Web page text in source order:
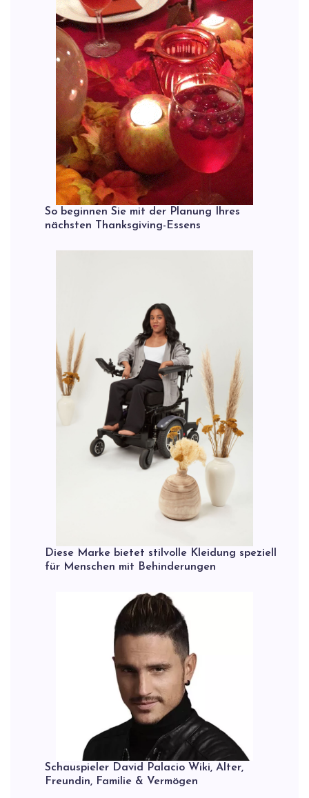
So beginnen Sie mit der Planung Ihres
nächsten Thanksgiving-Essens
Diese Marke bietet stilvolle Kleidung speziell
für Menschen mit Behinderungen
Schauspieler David Palacio Wiki, Alter,
Freundin, Familie & Vermögen